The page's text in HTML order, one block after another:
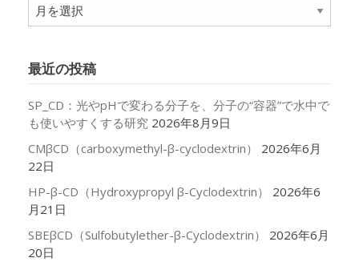
ア
ー
ブ
最近の投稿
SP_CD：光やpHで変わる分子を、分子の“容器”で水中で
も使いやすくする研究 2026年8月9日
CMβCD（carboxymethyl-β-cyclodextrin）
2026年6月
22日
HP-β-CD（Hydroxypropyl β-Cyclodextrin）
2026年6
月21日
SBEβCD（Sulfobutylether-β-Cyclodextrin）
2026年6月
20日